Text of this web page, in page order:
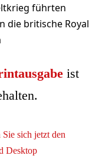
führten
die britische Royal
ist
Sie sich jetzt den
Desktop